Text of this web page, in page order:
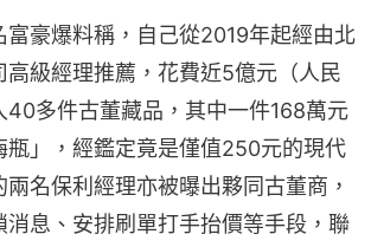
富豪爆料稱，自己從2019年起經由北
高級經理推薦，花費近5億元（人民
40多件古董藏品，其中一件168萬元
瓶」，經鑑定竟是僅值250元的現代
名保利經理亦被曝出夥同古董商，
消息、安排刷單打手抬價等手段，聯